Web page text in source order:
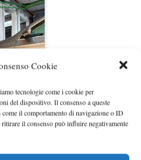
Cookie
tecnologie come i cookie per
del dispositivo. Il consenso a queste
il comportamento di navigazione o ID
il consenso può influire negativamente